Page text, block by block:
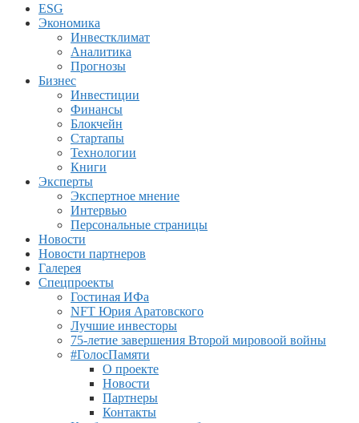
ESG
Экономика
Инвестклимат
Аналитика
Прогнозы
Бизнес
Инвестиции
Финансы
Блокчейн
Стартапы
Технологии
Книги
Эксперты
Экспертное мнение
Интервью
Персональные страницы
Новости
Новости партнеров
Галерея
Спецпроекты
Гостиная ИФа
NFT Юрия Аратовского
Лучшие инвесторы
75-летие завершения Второй мировоой войны
#ГолосПамяти
О проекте
Новости
Партнеры
Контакты